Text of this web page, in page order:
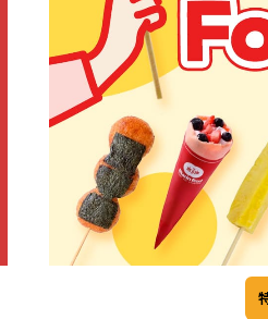
：2日、北海道・北東北・
納品不可曜日：日・祝
納品不可地域：なし